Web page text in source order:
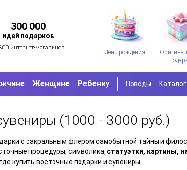
300 000
идей подарков
интернет-магазинов
День рождения
Женщине Ребенку Поводы Каталог
(1000 - 3000 руб.)
с сакральным флёром самобытной тайны и
процедуры, символика, статуэтки, картины,
купить восточные подарки и сувениры.